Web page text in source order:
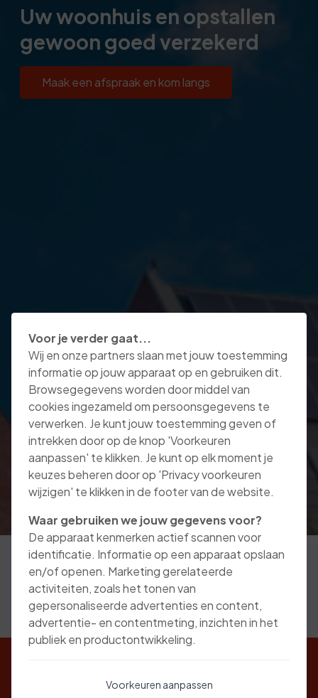
Uw woonhuis en opstallen
gewoon goed verzekerd
Maak een afspraak en kom langs
Voor je verder gaat...
Wij en onze partners slaan met jouw toestemming
informatie op jouw apparaat op en gebruiken dit.
Browsegegevens worden door middel van
cookies ingezameld om persoonsgegevens te
verwerken. Je kunt jouw toestemming geven of
intrekken door op de knop 'Voorkeuren
aanpassen' te klikken. Je kunt op elk moment je
keuzes beheren door op 'Privacy voorkeuren
wijzigen' te klikken in de footer van de website.
Waar gebruiken we jouw gegevens voor?
De apparaat kenmerken actief scannen voor
identificatie. Informatie op een apparaat opslaan
en/of openen. Marketing gerelateerde
activiteiten, zoals het tonen van
gepersonaliseerde advertenties en content,
advertentie- en contentmeting, inzichten in het
publiek en productontwikkeling.
Voorkeuren aanpassen